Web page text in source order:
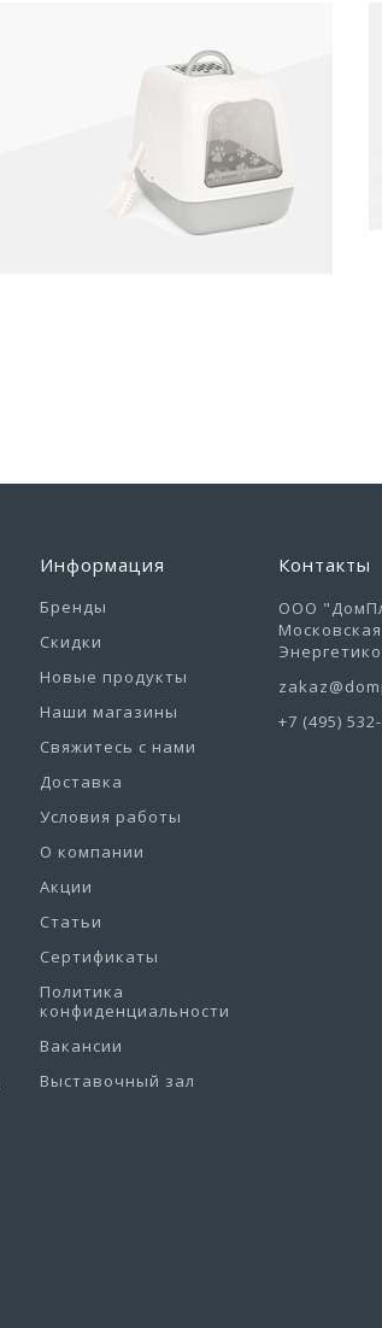
Информация
Бренды
Скидки
Новые продукты
Наши магазины
Свяжитесь с нами
Доставка
Условия работы
О компании
Акции
Статьи
Сертификаты
Политика
конфиденциальности
Вакансии
Выставочный зал
Контакты
ООО
+7 (495)